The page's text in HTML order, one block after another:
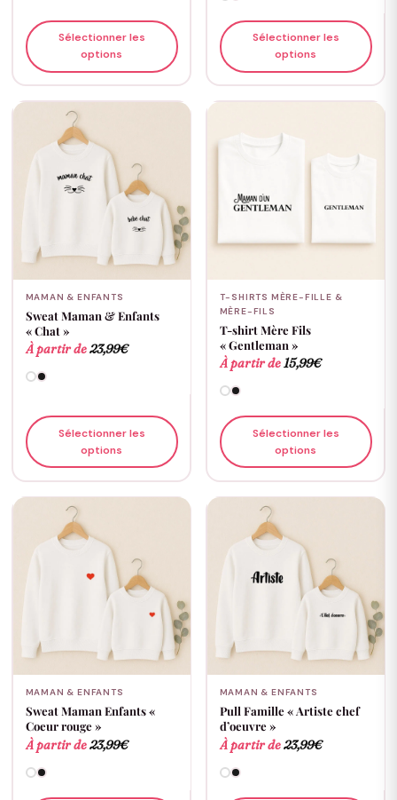
Sélectionner les
options
Sélectionner les
options
MAMAN & ENFANTS
Sweat Maman & Enfants
« Chat »
À partir de23,99€
Sélectionner les
options
T-SHIRTS MÈRE-FILLE &
MÈRE-FILS
T-shirt Mère Fils
« Gentleman »
À partir de15,99€
Sélectionner les
options
MAMAN & ENFANTS
Sweat Maman Enfants «
Coeur rouge »
À partir de23,99€
MAMAN & ENFANTS
Pull Famille « Artiste chef
d’oeuvre »
À partir de23,99€